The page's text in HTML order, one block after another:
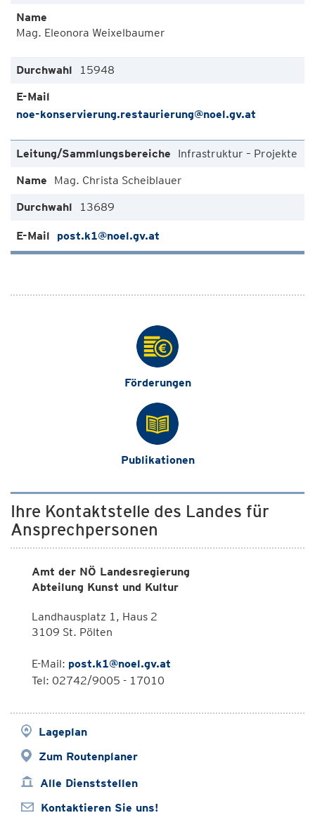
Mag. Eleonora Weixelbaumer
15948
noe-konservierung.restaurierung@noel.gv.at
Infrastruktur – Projekte
Mag. Christa Scheiblauer
13689
post.k1@noel.gv.at
Förderungen
Publikationen
Ihre Kontaktstelle des Landes für
Ansprechpersonen
Amt der NÖ Landesregierung
Abteilung Kunst und Kultur
Landhausplatz 1, Haus 2
3109 St. Pölten
E-Mail: post.k1@noel.gv.at
Tel: 02742/9005 - 17010
Lageplan
Zum Routenplaner
Alle Dienststellen
Kontaktieren Sie uns!